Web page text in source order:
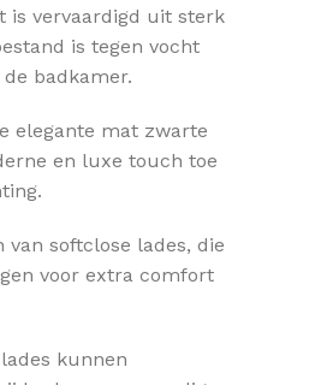
is vervaardigd uit sterk
is tegen vocht
badkamer.
elegante mat zwarte
en luxe touch toe
van softclose lades, die
voor extra comfort
kunnen